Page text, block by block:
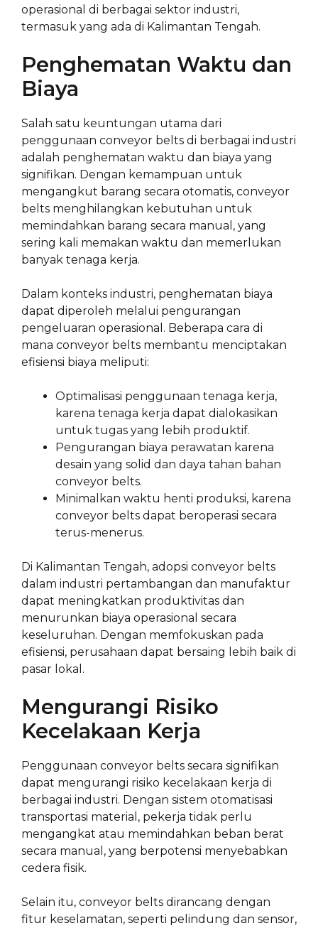
operasional di berbagai sektor industri,
termasuk yang ada di Kalimantan Tengah.
Penghematan Waktu dan
Biaya
Salah satu keuntungan utama dari
penggunaan conveyor belts di berbagai industri
adalah penghematan waktu dan biaya yang
signifikan. Dengan kemampuan untuk
mengangkut barang secara otomatis, conveyor
belts menghilangkan kebutuhan untuk
memindahkan barang secara manual, yang
sering kali memakan waktu dan memerlukan
banyak tenaga kerja.
Dalam konteks industri, penghematan biaya
dapat diperoleh melalui pengurangan
pengeluaran operasional. Beberapa cara di
mana conveyor belts membantu menciptakan
efisiensi biaya meliputi:
Optimalisasi penggunaan tenaga kerja,
karena tenaga kerja dapat dialokasikan
untuk tugas yang lebih produktif.
Pengurangan biaya perawatan karena
desain yang solid dan daya tahan bahan
conveyor belts.
Minimalkan waktu henti produksi, karena
conveyor belts dapat beroperasi secara
terus-menerus.
Di Kalimantan Tengah, adopsi conveyor belts
dalam industri pertambangan dan manufaktur
dapat meningkatkan produktivitas dan
menurunkan biaya operasional secara
keseluruhan. Dengan memfokuskan pada
efisiensi, perusahaan dapat bersaing lebih baik di
pasar lokal.
Mengurangi Risiko
Kecelakaan Kerja
Penggunaan conveyor belts secara signifikan
dapat mengurangi risiko kecelakaan kerja di
berbagai industri. Dengan sistem otomatisasi
transportasi material, pekerja tidak perlu
mengangkat atau memindahkan beban berat
secara manual, yang berpotensi menyebabkan
cedera fisik.
Selain itu, conveyor belts dirancang dengan
fitur keselamatan, seperti pelindung dan sensor,